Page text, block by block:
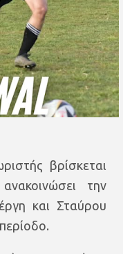
βρίσκεται
την
και Σταύρου